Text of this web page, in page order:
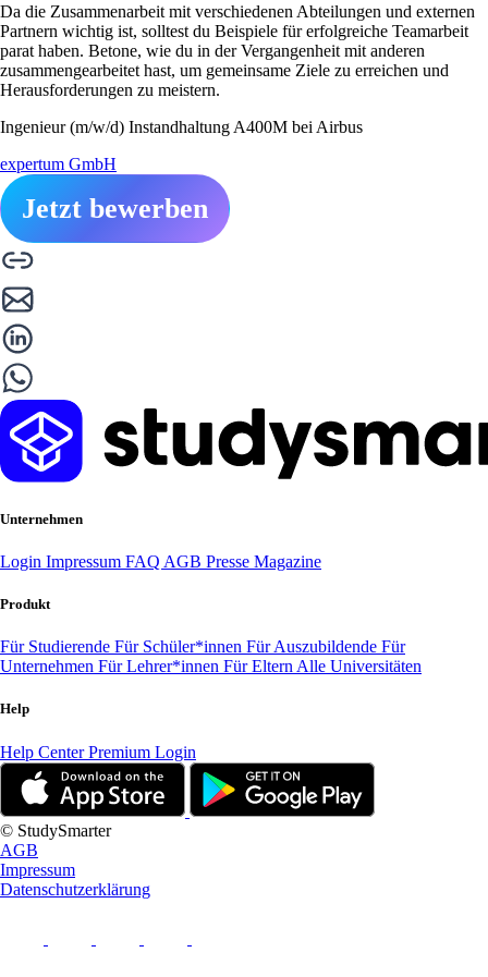
Da die Zusammenarbeit mit verschiedenen Abteilungen und externen
Partnern wichtig ist, solltest du Beispiele für erfolgreiche Teamarbeit
parat haben. Betone, wie du in der Vergangenheit mit anderen
zusammengearbeitet hast, um gemeinsame Ziele zu erreichen und
Herausforderungen zu meistern.
Ingenieur (m/w/d) Instandhaltung A400M bei Airbus
expertum GmbH
Jetzt bewerben
Unternehmen
Login Impressum FAQ AGB Presse Magazine
Produkt
Für Studierende Für Schüler*innen Für Auszubildende Für
Unternehmen Für Lehrer*innen Für Eltern Alle Universitäten
Help
Help CenterPremium Login
© StudySmarter
AGB
Impressum
Datenschutzerklärung